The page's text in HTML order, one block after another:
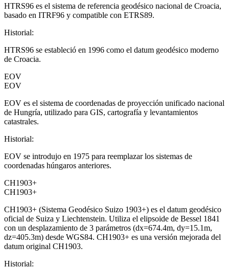
HTRS96 es el sistema de referencia geodésico nacional de Croacia,
basado en ITRF96 y compatible con ETRS89.
Historial:
HTRS96 se estableció en 1996 como el datum geodésico moderno
de Croacia.
EOV
EOV
EOV es el sistema de coordenadas de proyección unificado nacional
de Hungría, utilizado para GIS, cartografía y levantamientos
catastrales.
Historial:
EOV se introdujo en 1975 para reemplazar los sistemas de
coordenadas húngaros anteriores.
CH1903+
CH1903+
CH1903+ (Sistema Geodésico Suizo 1903+) es el datum geodésico
oficial de Suiza y Liechtenstein. Utiliza el elipsoide de Bessel 1841
con un desplazamiento de 3 parámetros (dx=674.4m, dy=15.1m,
dz=405.3m) desde WGS84. CH1903+ es una versión mejorada del
datum original CH1903.
Historial: